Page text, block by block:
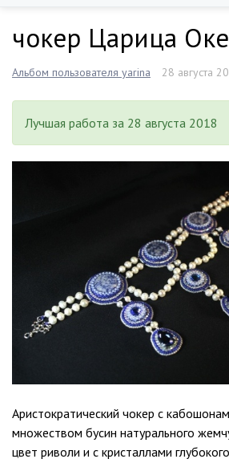
чокер Царица
Альбом пользователя yarina 28 августа
Лучшая работа за 28 августа 2018
Аристократический чокер с
множеством бусин натурального
цвет риволи и с кристаллами